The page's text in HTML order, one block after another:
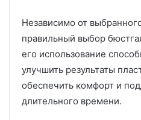
Независимо от
правильный выбор
его использование
улучшить результаты
обеспечить комфорт и
длительного времени.